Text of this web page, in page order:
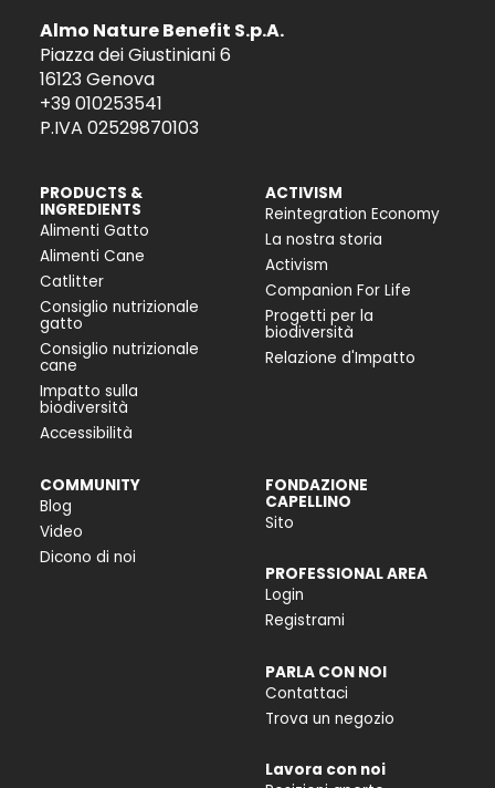
Almo Nature Benefit S.p.A.
Piazza dei Giustiniani 6
16123 Genova
+39 010253541
P.IVA 02529870103
PRODUCTS &
INGREDIENTS
Alimenti Gatto
Alimenti Cane
Catlitter
Consiglio nutrizionale
gatto
Consiglio nutrizionale
cane
Impatto sulla
biodiversità
Accessibilità
ACTIVISM
Reintegration Economy
La nostra storia
Activism
Companion For Life
Progetti per la
biodiversità
Relazione d'Impatto
COMMUNITY
Blog
Video
Dicono di noi
FONDAZIONE
CAPELLINO
Sito
PROFESSIONAL AREA
Login
Registrami
PARLA CON NOI
Contattaci
Trova un negozio
Lavora con noi